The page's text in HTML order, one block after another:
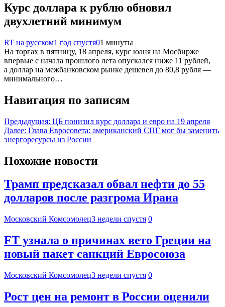
Курс доллара к рублю обновил
двухлетний минимум
RT на русском1 год спустя01 минуты
На торгах в пятницу, 18 апреля, курс юаня на Мосбирже
впервые с начала прошлого лета опускался ниже 11 рублей,
а доллар на межбанковском рынке дешевел до 80,8 рубля —
минимального…
Навигация по записям
Предыдущая: ЦБ понизил курс доллара и евро на 19 апреля
Далее: Глава Евросовета: американский СПГ мог бы заменить
энергоресурсы из России
Похожие новости
Трамп предсказал обвал нефти до 55
долларов после разгрома Ирана
Московский Комсомолец3 недели спустя 0
FT узнала о причинах вето Греции на
новый пакет санкций Евросоюза
Московский Комсомолец3 недели спустя 0
Рост цен на ремонт в России оценили